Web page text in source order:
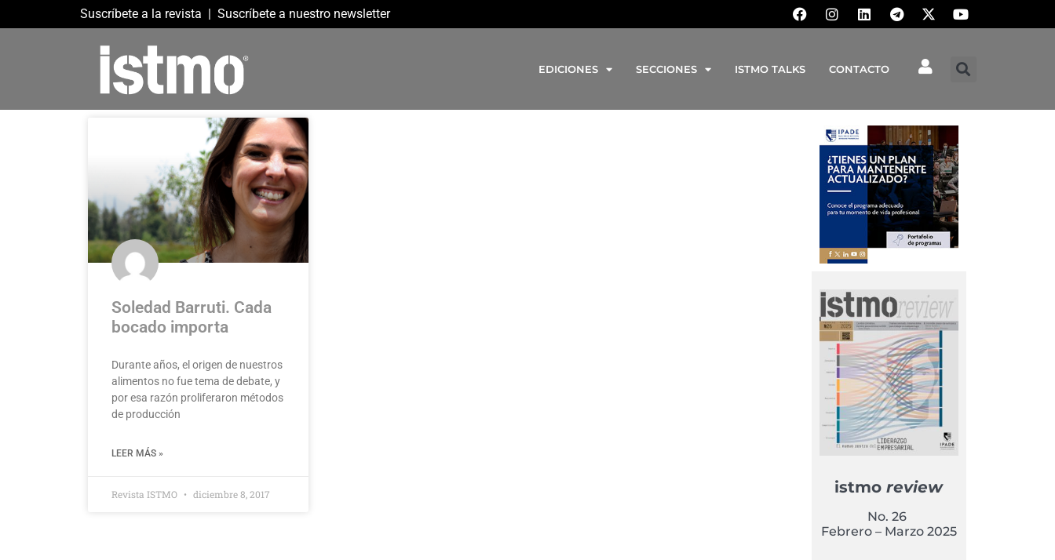
Suscríbete a la revista | Suscríbete a nuestro newsletter
EDICIONES SECCIONES ISTMO TALKS CONTACTO
Soledad Barruti. Cada
bocado importa
Durante años, el origen de nuestros
alimentos no fue tema de debate, y
por esa razón proliferaron métodos
de producción
LEER MÁS »
Revista ISTMO diciembre 8, 2017 istmoreview
No. 26
Febrero – Marzo 2025